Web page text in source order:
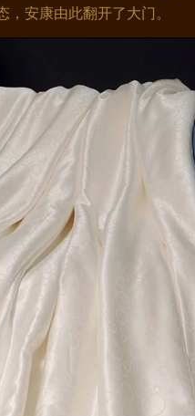
安康由此翻开了大门。